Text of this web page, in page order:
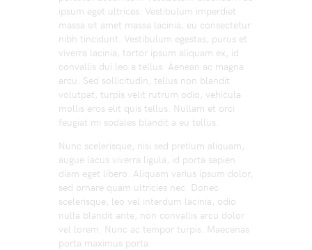
ipsum eget ultrices. Vestibulum imperdiet
massa sit amet massa lacinia, eu consectetur
nibh tincidunt. Vestibulum egestas, purus et
viverra lacinia, tortor ipsum aliquam ex, id
convallis dui leo a tellus. Aenean ac magna
arcu. Sed sollicitudin, tellus non blandit
volutpat, turpis velit rutrum odio, vehicula
mollis eros elit quis tellus. Nullam et orci
feugiat mi sodales blandit a eu tellus.
Nunc scelerisque, nisi sed pretium aliquam,
augue lacus viverra ligula, id porta sapien
diam eget libero. Aliquam varius ipsum dolor,
sed ornare quam ultricies nec. Donec
scelerisque, leo vel interdum lacinia, odio
nulla blandit ante, non convallis arcu dolor
vel lorem. Nunc ac tempor turpis. Maecenas
porta maximus porta.